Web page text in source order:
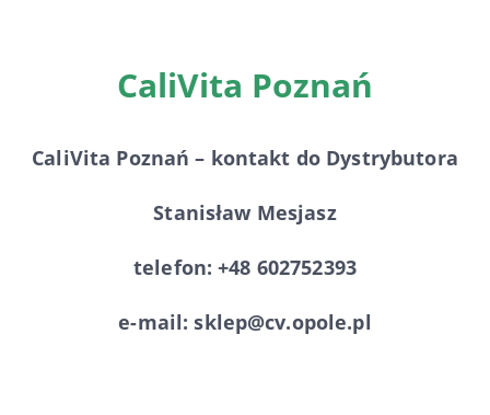
CaliVita Poznań
CaliVita Poznań – kontakt do Dystrybutora
Stanisław Mesjasz
telefon: +48 602752393
e-mail: sklep@cv.opole.pl